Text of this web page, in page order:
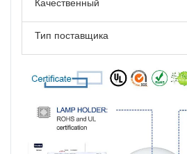
Качественный
Тип поставщика